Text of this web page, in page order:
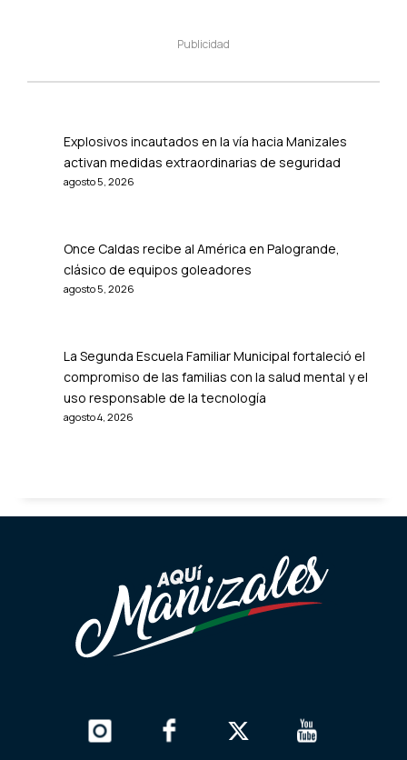
Publicidad
Explosivos incautados en la vía hacia Manizales
activan medidas extraordinarias de seguridad
agosto 5, 2026
Once Caldas recibe al América en Palogrande,
clásico de equipos goleadores
agosto 5, 2026
La Segunda Escuela Familiar Municipal fortaleció el
compromiso de las familias con la salud mental y el
uso responsable de la tecnología
agosto 4, 2026